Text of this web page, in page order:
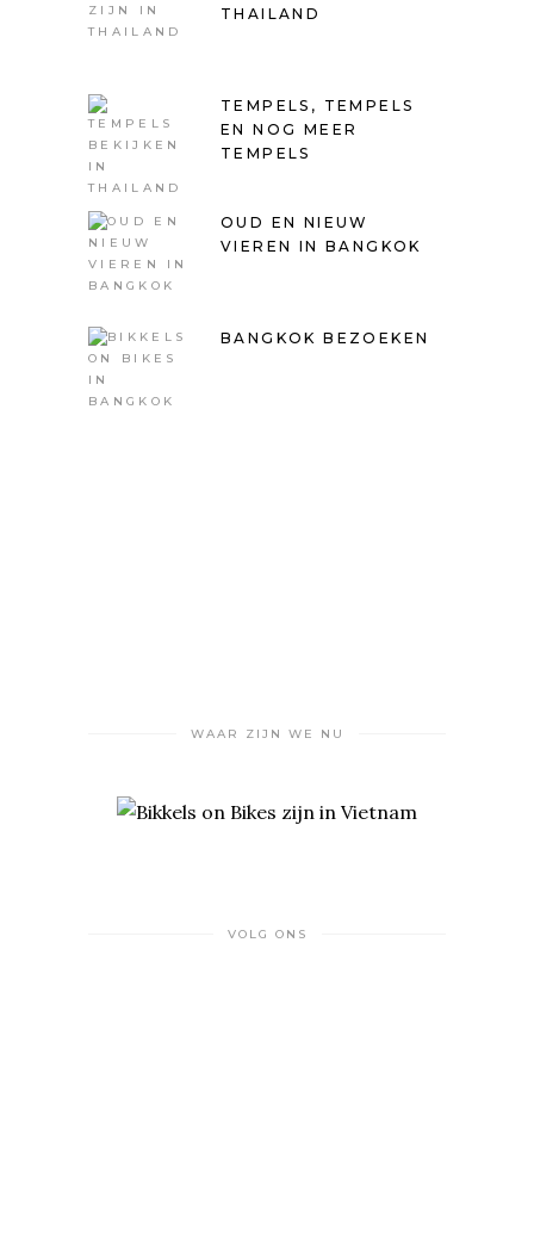
THAILAND
TEMPELS, TEMPELS
EN NOG MEER
TEMPELS
OUD EN NIEUW
VIEREN IN BANGKOK
BANGKOK BEZOEKEN
WAAR ZIJN WE NU
VOLG ONS